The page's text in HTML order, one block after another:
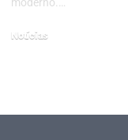
Notícias